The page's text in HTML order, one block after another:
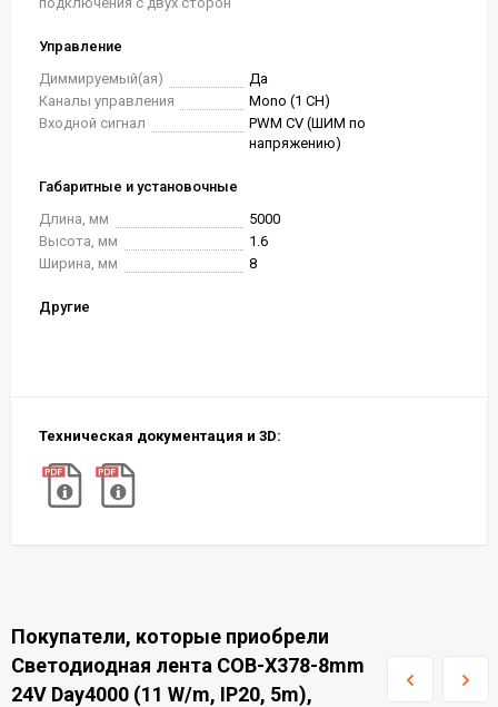
Управление
Диммируемый(ая)
Да
Каналы управления
Mono (1 CH)
Входной сигнал
PWM СV (ШИМ по
напряжению)
Габаритные и установочные
Длина, мм
5000
Высота, мм
1.6
Ширина, мм
8
Другие
Техническая документация и 3D:
Покупатели, которые приобрели
Светодиодная лента COB-X378-8mm
24V Day4000 (11 W/m, IP20, 5m),